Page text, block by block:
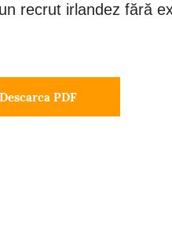
recrut irlandez fără
Descarca PDF